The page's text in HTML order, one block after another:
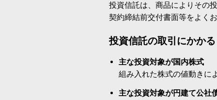
投資信託は、商品によりその
契約締結前交付書面等をよく
投資信託の取引にかか
主な投資対象が国内株式
組み入れた株式の値動きに
主な投資対象が円建て公社